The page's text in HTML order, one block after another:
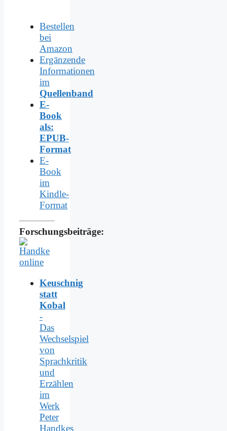
Bestellen
bei
Amazon
Ergänzende
Informationen
im
Quellenband
E-
Book
als:
EPUB-
Format
E-
Book
im
Kindle-
Format
Forschungsbeiträge:
Keuschnig
statt
Kobal
-
Das
Wechselspiel
von
Sprachkritik
und
Erzählen
im
Werk
Peter
Handkes